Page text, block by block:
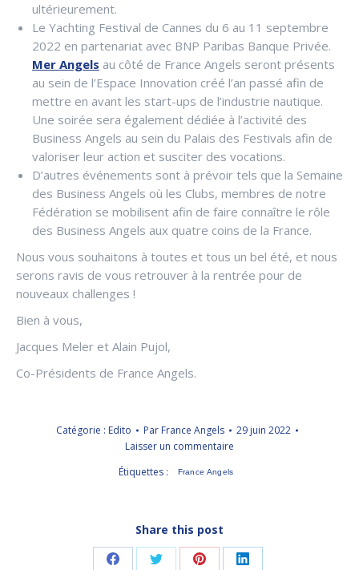
ultérieurement.
Le Yachting Festival de Cannes du 6 au 11 septembre
2022 en partenariat avec BNP Paribas Banque Privée.
Mer Angels au côté de France Angels seront présents
au sein de l’Espace Innovation créé l’an passé afin de
mettre en avant les start-ups de l’industrie nautique.
Une soirée sera également dédiée à l’activité des
Business Angels au sein du Palais des Festivals afin de
valoriser leur action et susciter des vocations.
D’autres événements sont à prévoir tels que la Semaine
des Business Angels où les Clubs, membres de notre
Fédération se mobilisent afin de faire connaître le rôle
des Business Angels aux quatre coins de la France.
Nous vous souhaitons à toutes et tous un bel été, et nous
serons ravis de vous retrouver à la rentrée pour de
nouveaux challenges !
Bien à vous,
Jacques Meler et Alain Pujol,
Co-Présidents de France Angels.
Catégorie : Edito Par France Angels
29 juin 2022
Laisser un commentaire
Étiquettes :
France Angels
Share this post